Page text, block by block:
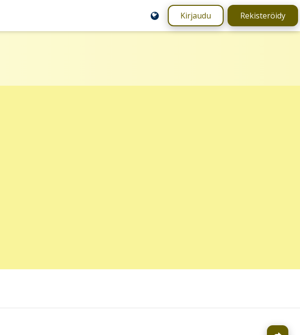
Kirjaudu Rekisteröidy